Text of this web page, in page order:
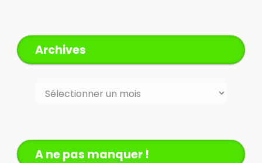
Archives
Archives
A ne pas manquer !